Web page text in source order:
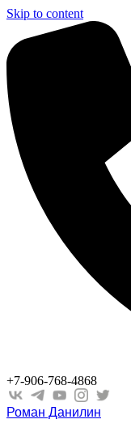
Skip to content
+7-906-768-4868
Роман Данилин